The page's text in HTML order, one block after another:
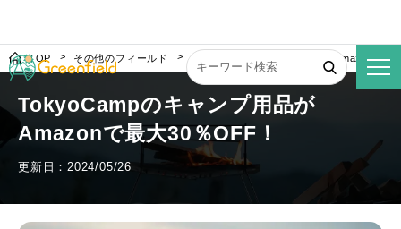
TOP その他のフィールド TokyoCampのキャンプ用品がAmazonで最
TokyoCampのキャンプ用品が
Amazonで最大30％OFF！
更新日：2024/05/26